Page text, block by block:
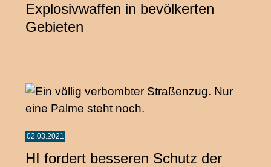
Explosivwaffen in bevölkerten
Gebieten
02.03.2021
HI fordert besseren Schutz der